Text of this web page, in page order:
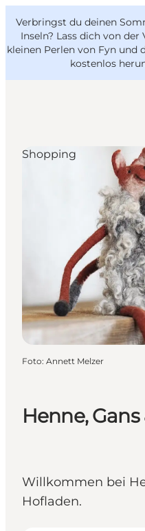
Verbringst du deinen
Inseln? Lass dich von
kleinen Perlen von Fyn und
kostenlos
Reise Ideen
Outdoor & bike
Essen & trinken
Übernachtung
VisitFyn
Deutsch
Henne,
Willkommen bei
Hofladen.
Shopping
Foto: Annett Melzer